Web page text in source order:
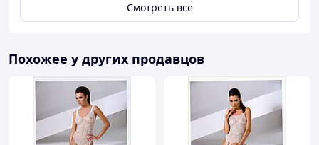
Смотреть всё
Похожее у других продавцов